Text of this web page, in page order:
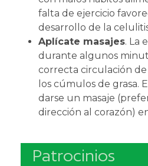
falta de ejercicio
desarrollo de la
Aplícate masajes. La
durante algunos
correcta circulación
los cúmulos de grasa.
darse un masaje
dirección al corazón)
Patrocinios